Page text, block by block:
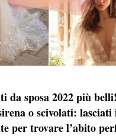
da sposa 2022 più
o scivolati:
per trovare l’abito